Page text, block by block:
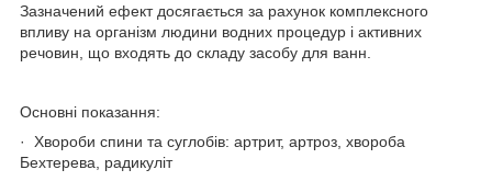
Зазначений ефект досягається за рахунок комплексного
впливу на організм людини водних процедур і активних
речовин, що входять до складу засобу для ванн.
Основні показання:
· Хвороби спини та суглобів: артрит, артроз, хвороба
Бехтерева, радикуліт